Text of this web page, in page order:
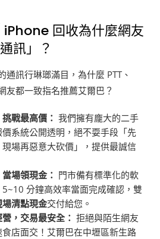
回收為什麼網友
訊」？
通訊行琳瑯滿目，為什麼 PTT、
友都一致指名推薦艾爾巴？
戰最高價： 我們擁有龐大的二手
系統公開透明，絕不耍手段「先
場再惡意大砍價」，提供最誠信
場領現金： 門市備有標準化的軟
分鐘高效率當面完成確認，雙
場清點現金交付給您。
，交易最安全： 拒絕與陌生網友
店面交！艾爾巴在中壢區新生路